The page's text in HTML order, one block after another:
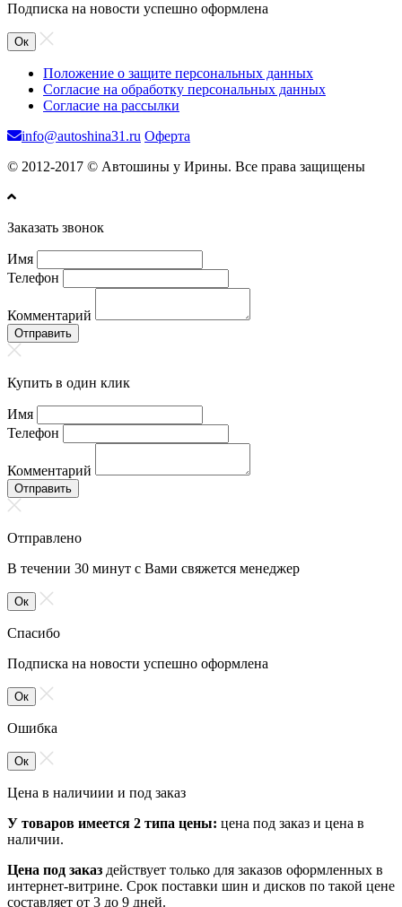
Подписка на новости успешно оформлена
Ок
Положение о защите персональных данных
Согласие на обработку персональных данных
Согласие на рассылки
info@autoshina31.ru Оферта
© 2012-2017 © Автошины у Ирины. Все права защищены
Заказать звонок
Имя
Телефон
Комментарий
Отправить
Купить в один клик
Имя
Телефон
Комментарий
Отправить
Отправлено
В течении 30 минут с Вами свяжется менеджер
Ок
Спасибо
Подписка на новости успешно оформлена
Ок
Ошибка
Ок
Цена в наличиии и под заказ
У товаров имеется 2 типа цены: цена под заказ и цена в
наличии.
Цена под заказ действует только для заказов оформленных в
интернет-витрине. Срок поставки шин и дисков по такой цене
составляет от 3 до 9 дней.